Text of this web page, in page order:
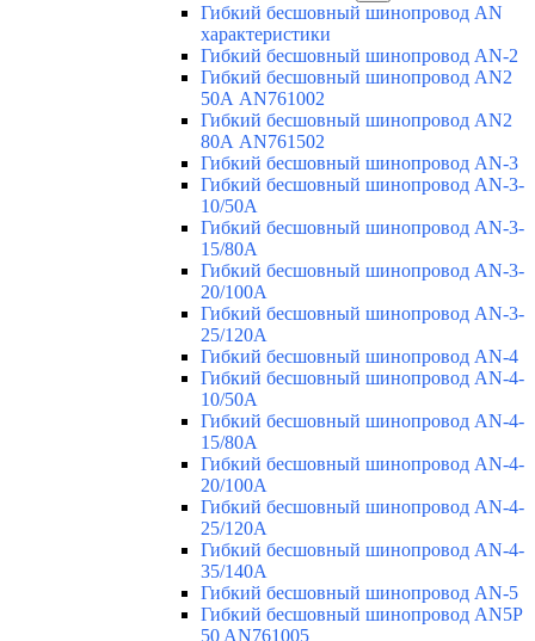
Гибкий бесшовный шинопровод AN
характеристики
Гибкий бесшовный шинопровод AN-2
Гибкий бесшовный шинопровод AN2
50А AN761002
Гибкий бесшовный шинопровод AN2
80А AN761502
Гибкий бесшовный шинопровод AN-3
Гибкий бесшовный шинопровод AN-3-
10/50A
Гибкий бесшовный шинопровод AN-3-
15/80A
Гибкий бесшовный шинопровод AN-3-
20/100A
Гибкий бесшовный шинопровод AN-3-
25/120A
Гибкий бесшовный шинопровод AN-4
Гибкий бесшовный шинопровод AN-4-
10/50A
Гибкий бесшовный шинопровод AN-4-
15/80A
Гибкий бесшовный шинопровод AN-4-
20/100A
Гибкий бесшовный шинопровод AN-4-
25/120A
Гибкий бесшовный шинопровод AN-4-
35/140A
Гибкий бесшовный шинопровод AN-5
Гибкий бесшовный шинопровод AN5P
50 AN761005